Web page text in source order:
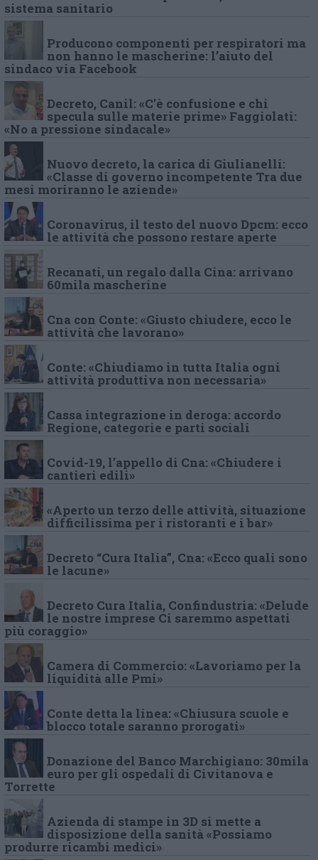
sistema sanitario
Producono componenti per respiratori ma
non hanno le mascherine: l’aiuto del
sindaco via Facebook
Decreto, Canil: «C’è confusione e chi
specula sulle materie prime» Faggiolati:
«No a pressione sindacale»
Nuovo decreto, la carica di Giulianelli:
«Classe di governo incompetente Tra due
mesi moriranno le aziende»
Coronavirus, il testo del nuovo Dpcm: ecco
le attività che possono restare aperte
Recanati, un regalo dalla Cina: arrivano
60mila mascherine
Cna con Conte: «Giusto chiudere, ecco le
attività che lavorano»
Conte: «Chiudiamo in tutta Italia ogni
attività produttiva non necessaria»
Cassa integrazione in deroga: accordo
Regione, categorie e parti sociali
Covid-19, l’appello di Cna: «Chiudere i
cantieri edili»
«Aperto un terzo delle attività, situazione
difficilissima per i ristoranti e i bar»
Decreto “Cura Italia”, Cna: «Ecco quali sono
le lacune»
Decreto Cura Italia, Confindustria: «Delude
le nostre imprese Ci saremmo aspettati
più coraggio»
Camera di Commercio: «Lavoriamo per la
liquidità alle Pmi»
Conte detta la linea: «Chiusura scuole e
blocco totale saranno prorogati»
Donazione del Banco Marchigiano: 30mila
euro per gli ospedali di Civitanova e
Torrette
Azienda di stampe in 3D si mette a
disposizione della sanità «Possiamo
produrre ricambi medici»